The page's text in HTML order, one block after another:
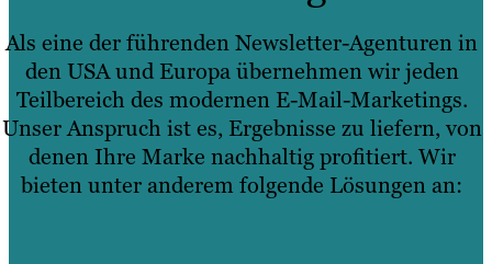
Als eine der führenden Newsletter-Agenturen in
den USA und Europa übernehmen wir jeden
Teilbereich des modernen E-Mail-Marketings.
Unser Anspruch ist es, Ergebnisse zu liefern, von
denen Ihre Marke nachhaltig profitiert. Wir
bieten unter anderem folgende Lösungen an: